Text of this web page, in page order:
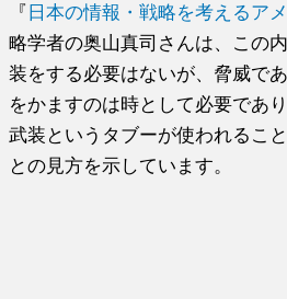
『 日本の情報・戦略を考えるア
略学者の奥山真司さんは、この
装をする必要はないが、脅威で
をかますのは時として必要であ
武装というタブーが使われるこ
との見方を示しています。